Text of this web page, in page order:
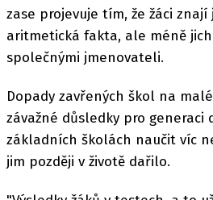
zase projevuje tím, že žáci znají
aritmetická fakta, ale méně
společnými jmenovateli.
Dopady zavřených škol na
závažné důsledky pro generaci
základních školách naučit víc
jim později v životě dařilo.